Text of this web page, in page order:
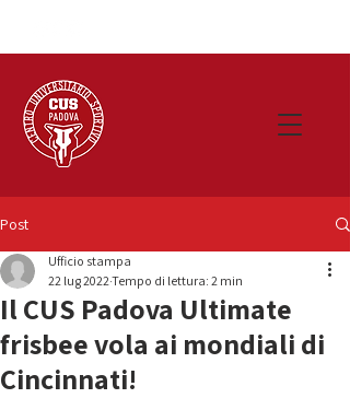
Post
Il CUS Padova Ultimate
frisbee vola ai mondiali di
Cincinnati!
Ufficio stampa
22 lug 2022Tempo di lettura: 2 min